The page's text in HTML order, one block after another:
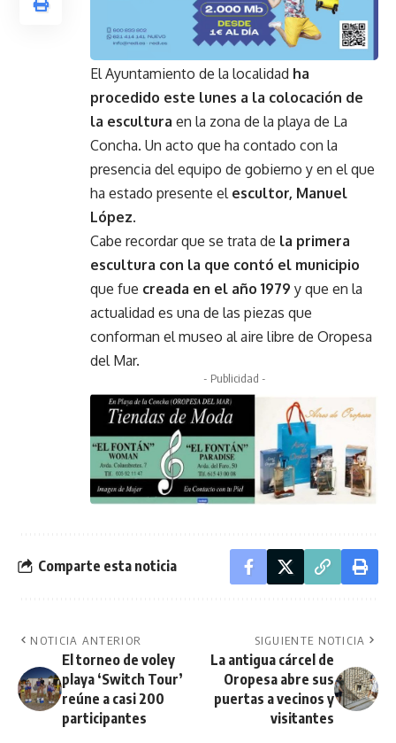
El Ayuntamiento de la localidad ha
procedido este lunes a la colocación de
la escultura en la zona de la playa de La
Concha. Un acto que ha contado con la
presencia del equipo de gobierno y en el que
ha estado presente el escultor, Manuel
López.
Cabe recordar que se trata de la primera
escultura con la que contó el municipio
que fue creada en el año 1979 y que en la
actualidad es una de las piezas que
conforman el museo al aire libre de Oropesa
del Mar.
- Publicidad -
Comparte esta noticia
NOTICIA ANTERIOR
El torneo de voley
playa ‘Switch Tour’
reúne a casi 200
participantes
SIGUIENTE NOTICIA
La antigua cárcel de
Oropesa abre sus
puertas a vecinos y
visitantes